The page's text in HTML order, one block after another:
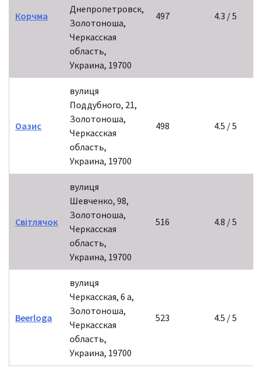
Корчма
Днепропетровск,
Золотоноша,
Черкасская
область,
Украина, 19700
497 4.3 / 5
Оазис
вулиця
Поддубного, 21,
Золотоноша,
Черкасская
область,
Украина, 19700
498 4.5 / 5
Світлячок
вулиця
Шевченко, 98,
Золотоноша,
Черкасская
область,
Украина, 19700
516 4.8 / 5
Beerloga
вулиця
Черкасская, 6 а,
Золотоноша,
Черкасская
область,
Украина, 19700
523 4.5 / 5